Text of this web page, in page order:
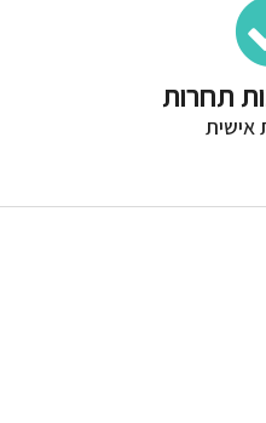
תחרות
אישית